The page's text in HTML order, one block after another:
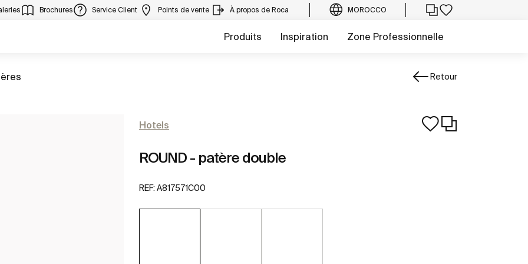
Brochures Service Client Points de vente À propos de Roca MOROCCO
Produits Inspiration Zone Professionnelle
à Retour
Hotels
ROUND - patère double
REF: A817571C00